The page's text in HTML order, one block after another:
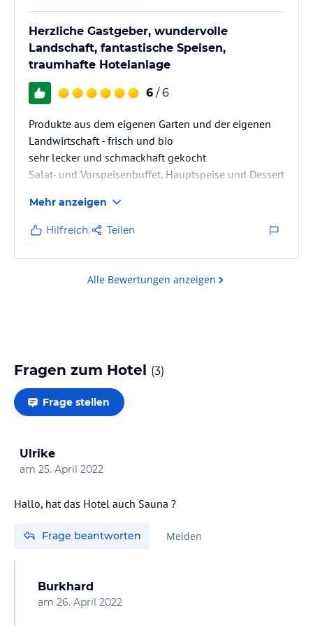
Herzliche Gastgeber, wundervolle
Landschaft, fantastische Speisen,
traumhafte Hotelanlage
6 / 6
Produkte aus dem eigenen Garten und der eigenen
Landwirtschaft - frisch und bio
sehr lecker und schmackhaft gekocht
Salat- und Vorspeisenbuffet, Hauptspeise und Dessert
Mehr anzeigen
Hilfreich Teilen
Alle Bewertungen anzeigen
Fragen zum Hotel (3)
Frage stellen
Ulrike
am 25. April 2022
Frage beantworten Melden
Burkhard
am 26. April 2022